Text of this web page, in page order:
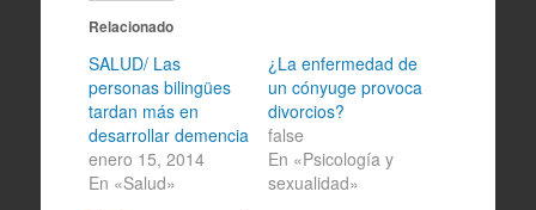
Relacionado
SALUD/ Las
personas bilingües
tardan más en
desarrollar demencia
enero 15, 2014
En «Salud»
¿La enfermedad de
un cónyuge provoca
divorcios?
false
En «Psicología y
sexualidad»